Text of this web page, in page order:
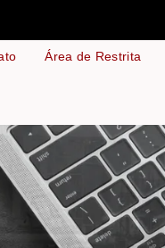
Área de Restrita